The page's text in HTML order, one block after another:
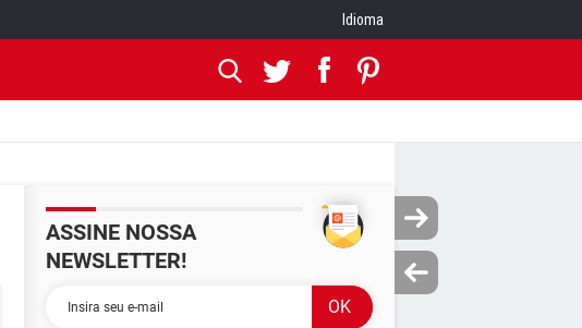
Idioma
ASSINE NOSSA
NEWSLETTER!